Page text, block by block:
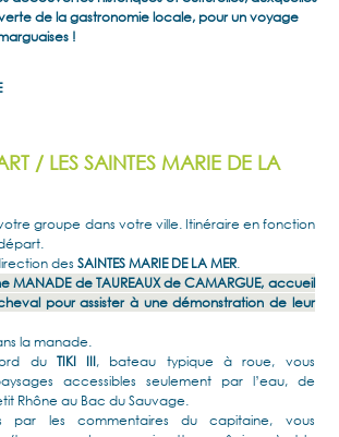
de la gastronomie locale, pour un voyage
!
/ LES SAINTES MARIE DE LA
groupe dans votre ville. Itinéraire en fonction
desSAINTES MARIE DE LA MER.
MANADE de TAUREAUX de CAMARGUE, accueil
pour assister à une démonstration de leur
la manade.
du TIKI III, bateau typique à roue, vous
accessibles seulement par l’eau, de
Rhône au Bac du Sauvage.
par les commentaires du capitaine, vous